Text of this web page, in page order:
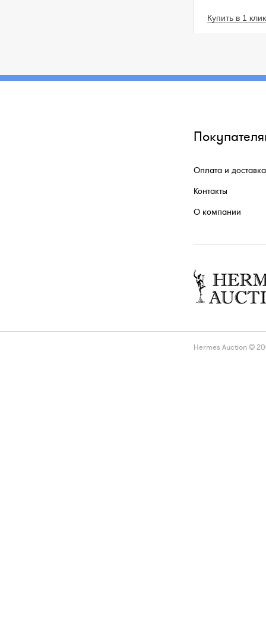
Купить в 1 клик
Оплата и доставка
Контакты
О компании
Hermes Auction ©